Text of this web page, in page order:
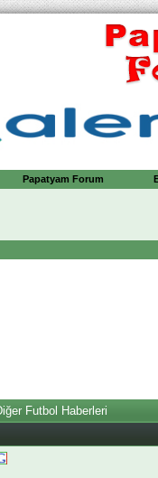
Papatyam Forum
Futbol Haberleri